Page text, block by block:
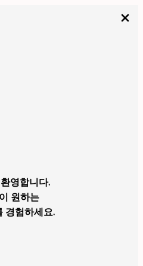
영합니다.
원하는
경험하세요.